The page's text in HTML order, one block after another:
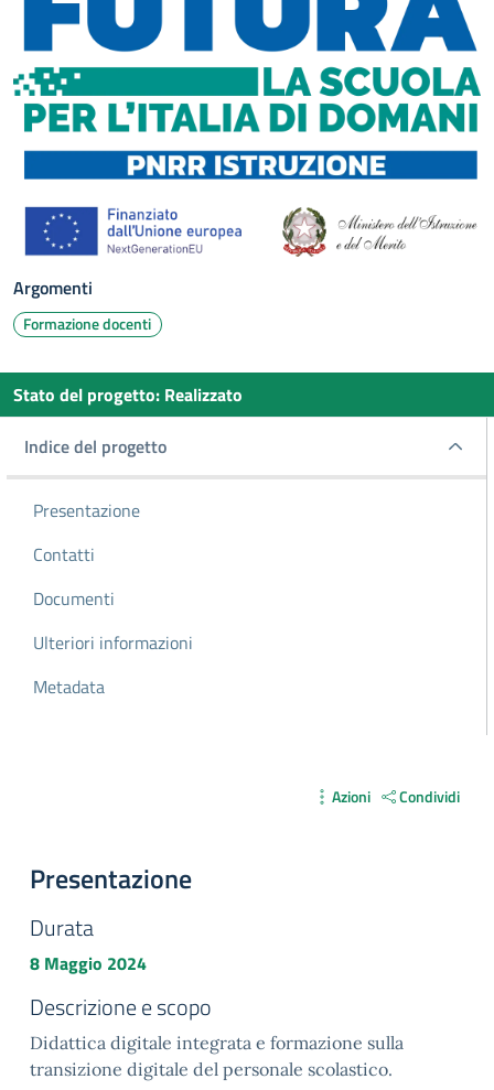
Argomenti
Formazione docenti
Stato del progetto: Realizzato
Indice del progetto
Indice del progetto
Presentazione
Contatti
Documenti
Ulteriori informazioni
Metadata
Azioni Condividi
Presentazione
Durata
8 Maggio 2024
Descrizione e scopo
Didattica digitale integrata e formazione sulla
transizione digitale del personale scolastico.